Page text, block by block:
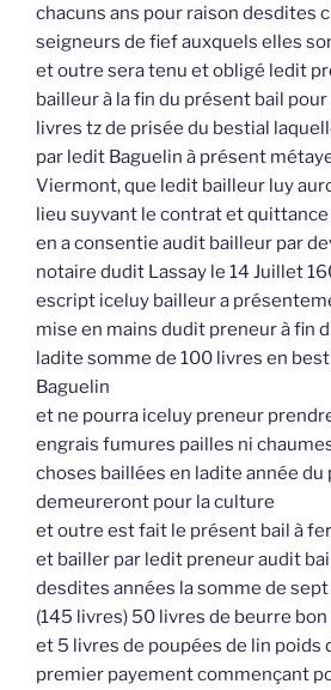
chacuns ans pour raison desdites
seigneurs de fief auxquels elles
et outre sera tenu et obligé ledit
bailleur à la fin du présent bail
livres tz de prisée du bestial
par ledit Baguelin à présent
Viermont, que ledit bailleur luy
lieu suyvant le contrat et
en a consentie audit bailleur par
notaire dudit Lassay le 14 Juillet
escript iceluy bailleur a
mise en mains dudit preneur à fin
ladite somme de 100 livres en
Baguelin
et ne pourra iceluy preneur
engrais fumures pailles ni
choses baillées en ladite année du
demeureront pour la culture
et outre est fait le présent bail à
et bailler par ledit preneur audit
desdites années la somme de
(145 livres) 50 livres de beurre
et 5 livres de poupées de lin poids
premier payement commençant